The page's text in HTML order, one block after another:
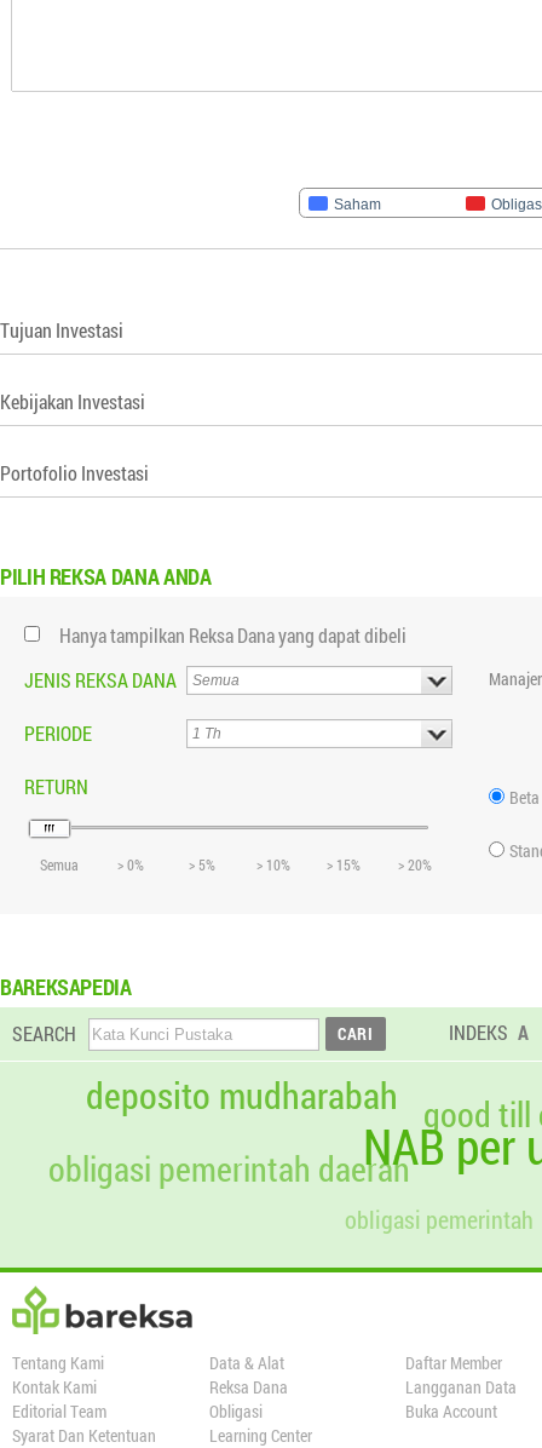
Saham
Tujuan Investasi
Kebijakan Investasi
Portofolio Investasi
PILIH REKSA DANA ANDA
Hanya tampilkan Reksa Dana yang dapat dibeli
JENIS REKSA DANA
PERIODE
RETURN
Semua > 0% > 5% > 10% > 15% > 20%
Beta
BAREKSAPEDIA
SEARCH INDEKS A
NAB per
deposito mudharabah
obligasi pemerintah
obligasi pemerintah daerah
good till
Tentang Kami
Kontak Kami
Editorial Team
Syarat Dan Ketentuan
Data & Alat
Reksa Dana
Obligasi
Learning Center
Daftar Member
Langganan Data
Buka Account